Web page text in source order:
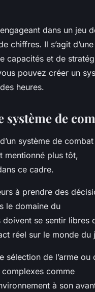
dans un jeu
chiffres. Il s’agit d’une
capacités et de
pouvez créer un
heures.
système de
système de combat
mentionné plus tôt,
ce cadre.
à prendre des
le domaine du
se sentir libres
réel sur le monde du
sélection de l’arme ou
complexes comme
à son